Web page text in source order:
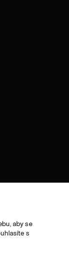
aby se
s